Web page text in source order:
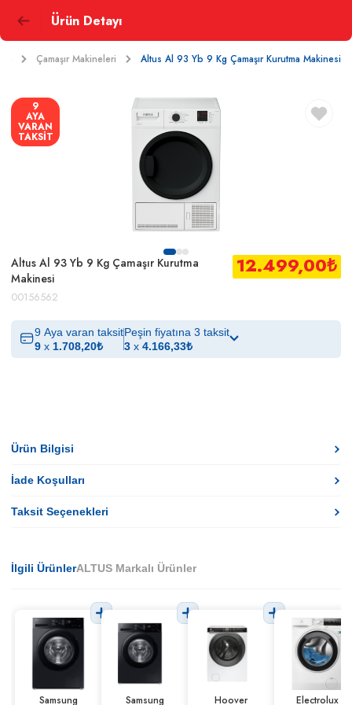
Ürün Detayı
Çamaşır Makineleri Altus Al 93 Yb 9 Kg Çamaşır Kurutma Makinesi
9
AYA
VARAN
TAKSİT
Altus Al 93 Yb 9 Kg Çamaşır Kurutma
Makinesi
00156562
12.499,00₺
9 Aya varan taksit
9 x 1.708,20₺
Peşin fiyatına 3 taksit
3 x 4.166,33₺
Ürün Bilgisi
İade Koşulları
Taksit Seçenekleri
İlgili ÜrünlerALTUS Markalı Ürünler
Samsung Samsung Hoover Electrolux